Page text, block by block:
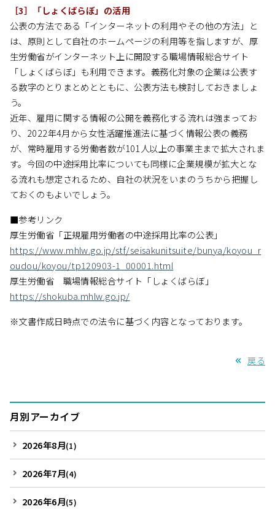
［3］「しょくばらぼ」の活用
公表の方法である「インターネットの利用やその他の方法」と
は、原則として自社のホームページの利用等を指しますが、厚
生労働省がインターネット上に開設する職場情報総合サイト
「しょくばらぼ」も利用できます。義務化対象の企業は公表す
る数字のとりまとめとともに、公表方法も検討しておきましょ
う。
近年、雇用に関する情報の公開を義務化する流れは強まってお
り、2022年4月から女性活躍推進法に基づく情報公表の義務
が、常時雇用する労働者数が101人以上の事業主まで拡大されま
す。今回の中途採用比率についても同様に企業規模が拡大とな
る流れも想定されるため、自社の状況をいまのうちから把握し
ておくのもよいでしょう。
■参考リンク
厚生労働省「正規雇用労働者の中途採用比率の公表」
https://www.mhlw.go.jp/stf/seisakunitsuite/bunya/koyou_r
oudou/koyou/tp120903-1_00001.html
厚生労働省 職場情報総合サイト「しょくばらぼ」
https://shokuba.mhlw.go.jp/
※文書作成日時点での法令に基づく内容となっております。
戻る
月別アーカイブ
2026年8月(1)
2026年7月(4)
2026年6月(5)